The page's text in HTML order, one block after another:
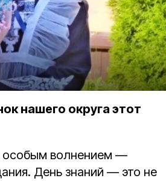
нашего округа этот
особым волнением —
День знаний — это не